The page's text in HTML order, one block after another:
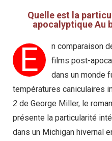
Quelle est la
apocalyptique Au
E
n comparaison
films post-
dans un monde
températures caniculaires
2 de George Miller, le
présente la particularité
dans un Michigan hivernal